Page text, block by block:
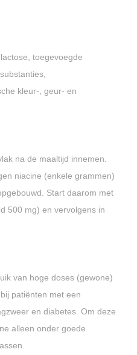
toegevoegde
kleur-, geur- en
na de maaltijd innemen.
niacine (enkele grammen)
Start daarom met
500 mg) en vervolgens in
van hoge doses (gewone)
patiënten met een
en diabetes. Om deze
alleen onder goede